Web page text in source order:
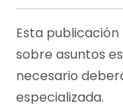
Esta
sobre asuntos
necesario
especializada.